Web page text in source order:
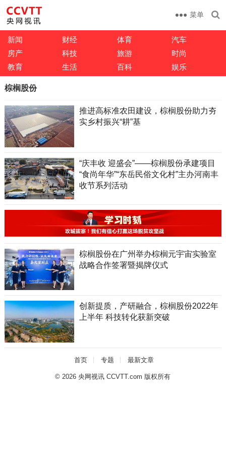
菜单
新闻 财经 体育
汽车
房产
科技 旅游
时尚
教育
生活 百科 娱乐
棕榈股份
推进高标准农田建设，棕榈股份助力夯
实乡村振兴“耕”基
“庆丰收 迎盛会”——棕榈股份承建项目
“食尚年华”“东岳民俗文化村”主办河南丰
收节系列活动
棕榈股份在广州举办棕榈元宇宙实验室
战略合作签署暨揭牌仪式
创新提质，产研融合，棕榈股份2022年
上半年 科技转化获新突破
首页 专题 最新文章
© 2026央网视讯 CCVTT.com 版权所有